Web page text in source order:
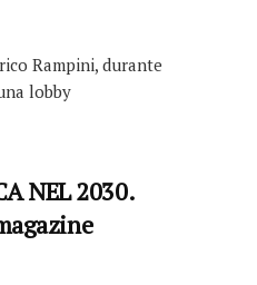
Rampini, durante
lobby
NEL 2030.